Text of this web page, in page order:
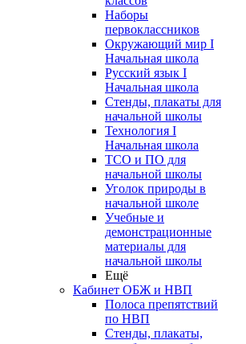
Наборы
первоклассников
Окружающий мир I
Начальная школа
Русский язык I
Начальная школа
Стенды, плакаты для
начальной школы
Технология I
Начальная школа
ТСО и ПО для
начальной школы
Уголок природы в
начальной школе
Учебные и
демонстрационные
материалы для
начальной школы
Ещё
Кабинет ОБЖ и НВП
Полоса препятствий
по НВП
Стенды, плакаты,